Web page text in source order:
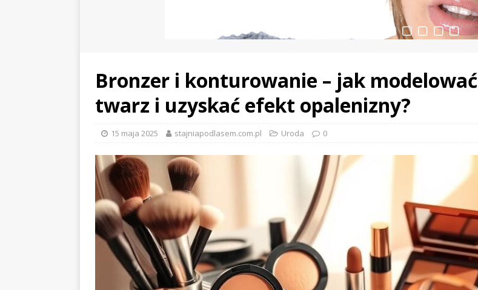
Bronzer i konturowanie – jak modelować
twarz i uzyskać efekt opalenizny?
15 maja 2025 stajniapodlasem.com.pl Uroda 0